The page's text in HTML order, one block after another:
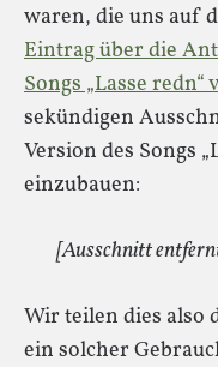
waren, die uns auf
Eintrag über die
Songs „Lasse
sekündigen
Version des Songs
einzubauen:
[Ausschnitt
Wir teilen dies also
ein solcher